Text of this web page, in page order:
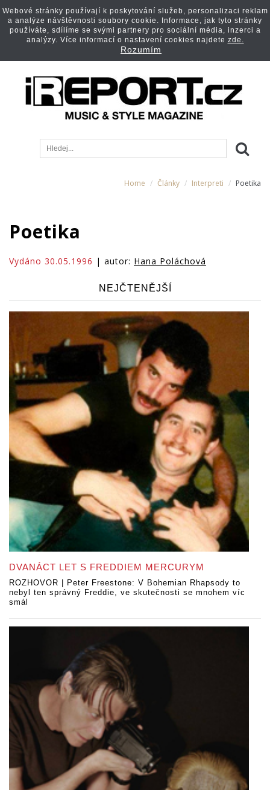
Home Články Interpreti Poetika
Poetika
Vydáno 30.05.1996 | autor: Hana Poláchová
NEJČTENĚJŠÍ
DVANÁCT LET S FREDDIEM MERCURYM
ROZHOVOR | Peter Freestone: V Bohemian Rhapsody to
nebyl ten správný Freddie, ve skutečnosti se mnohem víc
smál
Webové stránky používají k poskytování služeb, personalizaci reklam
a analýze návštěvnosti soubory cookie. Informace, jak tyto stránky
používáte, sdílíme se svými partnery pro sociální média, inzerci a
analýzy. Více informací o nastavení cookies najdete zde.
Rozumím